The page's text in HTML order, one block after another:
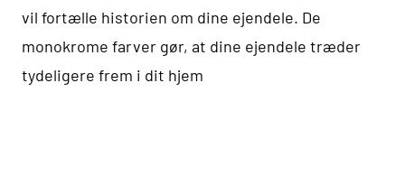
vil fortælle historien om dine ejendele. De
monokrome farver gør, at dine ejendele træder
tydeligere frem i dit hjem